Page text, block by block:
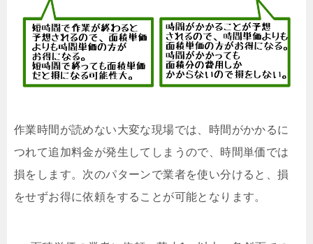
作業時間が読めない大変な現場では、時間がかかるに
つれて追加料金が発生してしまうので、時間単価では
損をします。次のパターンで業者を使い分けると、損
をせずお得に依頼をすることが可能となります。